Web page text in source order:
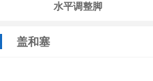
水平调整脚
盖和塞